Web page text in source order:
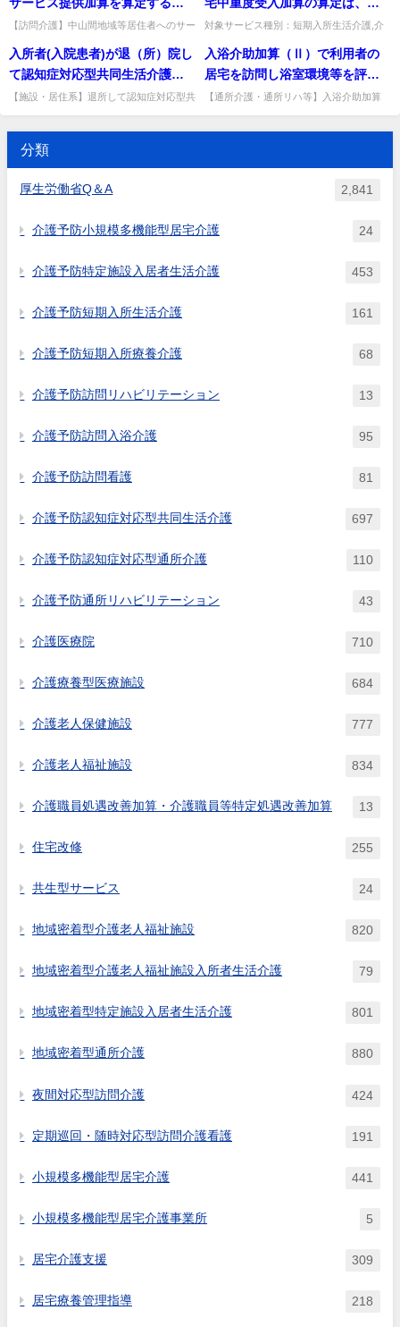
当該職員とは別に常勤の職員を
配置する必要があると考えてよ
いか。
対象者に加わっているが、要支
援状態区分に変更がなかった者
は、サービスの提供は終了しな
いのではないか。
サービス提供加算を算定する場
合は、同一建物減算の正当な理
由に該当すると考えてよいか。
【訪問介護】中山間地域等居住者へのサー
算の正当な理由に該当するか。該当しな
い。出典：令和6年度介護報酬...
宅中重度受入加算の算定は、訪
問看護事業所の看護師が来た日
についてのみ算定するのか。
対象サービス種別：短期入所生活介護,介
酬「在宅中重度受入加算」質問短期入所生
活介護費における在宅中重度...
入所者(入院患者)が退（所）院し
て認知症対応型共同生活介護事
業所に入居した場合も算定でき
るか。
【施設・居住系】退所して認知症対応型共
宅」に該当せず算定できない。...
入浴介助加算（Ⅱ）で利用者の
居宅を訪問し浴室環境等を評価
する「住宅改修に関する専門的
知識及び経験を有する者」とは
【通所介護・通所リハ等】入浴介助加算
分類
厚生労働省Q＆A 2,841
介護予防小規模多機能型居宅介護 24
介護予防特定施設入居者生活介護 453
介護予防短期入所生活介護 161
介護予防短期入所療養介護 68
介護予防訪問リハビリテーション 13
介護予防訪問入浴介護 95
介護予防訪問看護 81
介護予防認知症対応型共同生活介護 697
介護予防認知症対応型通所介護 110
介護予防通所リハビリテーション 43
介護医療院 710
介護療養型医療施設 684
介護老人保健施設 777
介護老人福祉施設 834
介護職員処遇改善加算・介護職員等特定処遇改善加算 13
住宅改修 255
共生型サービス 24
地域密着型介護老人福祉施設 820
地域密着型介護老人福祉施設入所者生活介護 79
地域密着型特定施設入居者生活介護 801
地域密着型通所介護 880
夜間対応型訪問介護 424
定期巡回・随時対応型訪問介護看護 191
小規模多機能型居宅介護 441
小規模多機能型居宅介護事業所 5
居宅介護支援 309
居宅療養管理指導 218